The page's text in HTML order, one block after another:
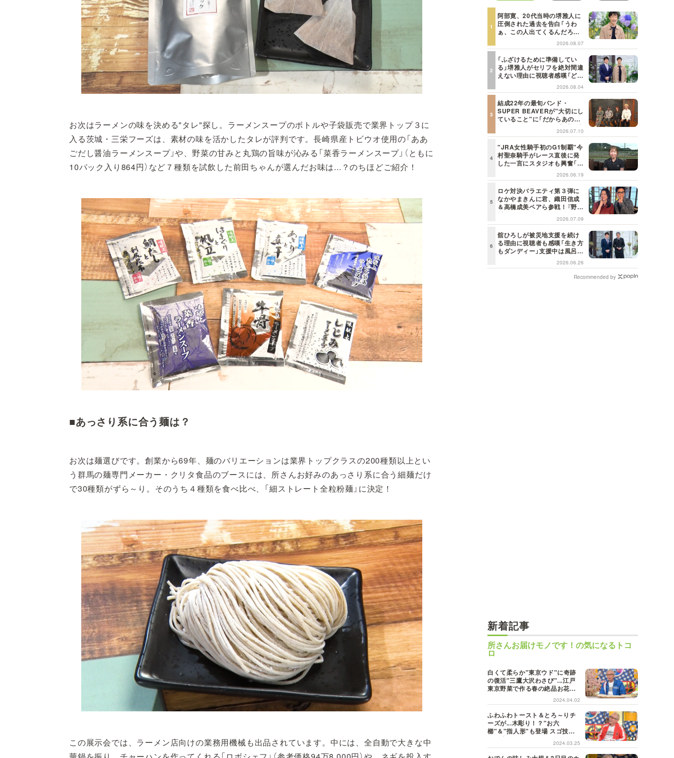
お次はラーメンの味を決める"タレ"探し。ラーメンスープのボトルや子袋販売で業界トップ３に
入る茨城・三栄フーズは、素材の味を活かしたタレが評判です。長崎県産トビウオ使用の「ああ
ごだし醤油ラーメンスープ」や、野菜の甘みと丸鶏の旨味が沁みる「菜香ラーメンスープ」（ともに
10パック入り864円）など７種類を試飲した前田ちゃんが選んだお味は...？のちほどご紹介！
■あっさり系に合う麺は？
お次は麺選びです。創業から69年、麺のバリエーションは業界トップクラスの200種類以上とい
う群馬の麺専門メーカー・クリタ食品のブースには、所さんお好みのあっさり系に合う細麺だけ
で30種類がずら～り。そのうち４種類を食べ比べ、「細ストレート全粒粉麺」に決定！
この展示会では、ラーメン店向けの業務用機械も出品されています。中には、全自動で大きな中
阿部寛、20代当時の堺雅人に
圧倒された過去を告白「うわ
ぁ、この人出てくるんだろう
な、と思った」【日曜日の初耳
学】
2026.08.07
「ふざけるために準備してい
る」堺雅人がセリフを絶対間違
えない理由に視聴者感嘆「どん
な仕事にも当てはまる」【日曜
日の初耳学】
2026.08.04
結成22年の最旬バンド・
SUPER BEAVERが"大切にし
ていること"に「だからあの歌
詞が届けられるんだ」共感の声
＜日曜日の初耳学＞ 2026.07.10
"JRA女性騎手初のG1制覇"今
村聖奈騎手がレース直後に発
した一言にスタジオも興奮「こ
れはしびれる！」＜日曜日の初
耳学＞
2026.06.19
ロケ対決バラエティ第３弾に
なかやまきんに君、織田信成
＆高橋成美ペアら参戦！『野々
村友紀子を黙らせろ！』１２日
（日）昼に放送！
2026.07.09
舘ひろしが被災地支援を続け
る理由に視聴者も感嘆「生き方
もダンディー」支援中は風呂に
も入らず寝袋で寝泊まり【日曜
日の初耳学】
2026.06.26
Recommended by
新着記事
所さんお届けモノです！の気になるトコ
ロ
白くて柔らか"東京ウド"に奇跡
の復活"三鷹大沢わさび"...江戸
東京野菜で作る春の絶品お花見
2024.04.02
ふわふわトースト＆とろ～りチ
ーズが...木彫り！？"お六
櫛"＆"指人形"も登場 スゴ技職
人３連発
2024.03.25